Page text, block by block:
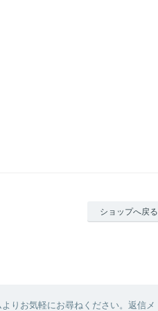
ショップへ戻る
りお気軽にお尋ねください。返信メ